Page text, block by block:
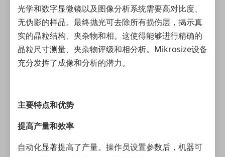
光学和数字显微镜以及图像分析系统需要高对比度、
无伪影的样品。最终抛光可去除所有损伤层，揭示真
实的晶粒结构、夹杂物和相。这使得能够进行精确的
晶粒尺寸测量、夹杂物评级和相分析。Mikrosize设备
充分发挥了成像和分析的潜力。
主要特点和优势
提高产量和效率
自动化显著提高了产量。操作员设置参数后，机器可